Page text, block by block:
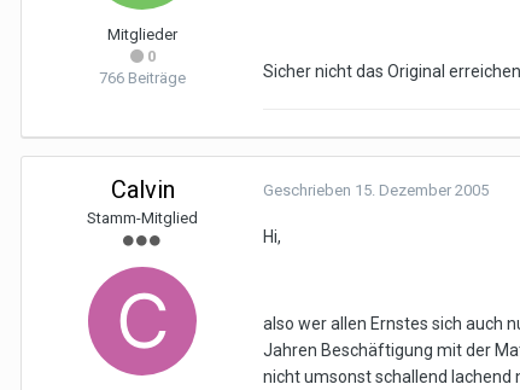
Mitglieder
0
766 Beiträge
Sicher nicht das Original
Calvin
Stamm-Mitglied
Geschrieben 15. Dezember 2005
Hi,
also wer allen Ernstes sich auch
Jahren Beschäftigung mit der
nicht umsonst schallend lachend